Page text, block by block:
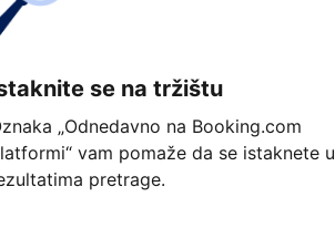
se na tržištu
„Odnedavno na Booking.com
vam pomaže da se istaknete u
pretrage.